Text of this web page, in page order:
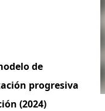
de
progresiva
(2024)